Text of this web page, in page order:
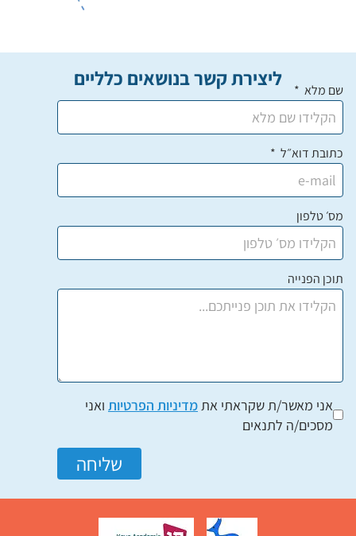
ליצירת קשר בנושאים כלליים שם מלא
כתובת דוא״ל
מס׳ טלפון
תוכן הפנייה
אני מאשר/ת שקראתי אתמדיניות הפרטיות ואני
מסכים/ה לתנאים
שליחה